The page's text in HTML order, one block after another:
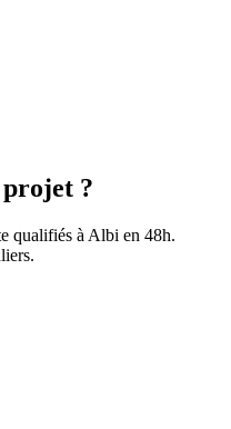
?
qualifiés à Albi en 48h.